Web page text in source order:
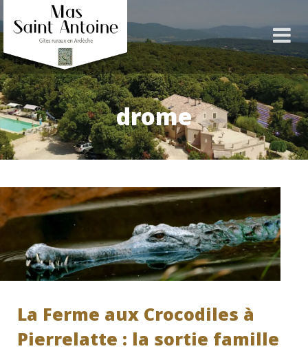
drome
La Ferme aux Crocodiles à
Pierrelatte : la sortie famille